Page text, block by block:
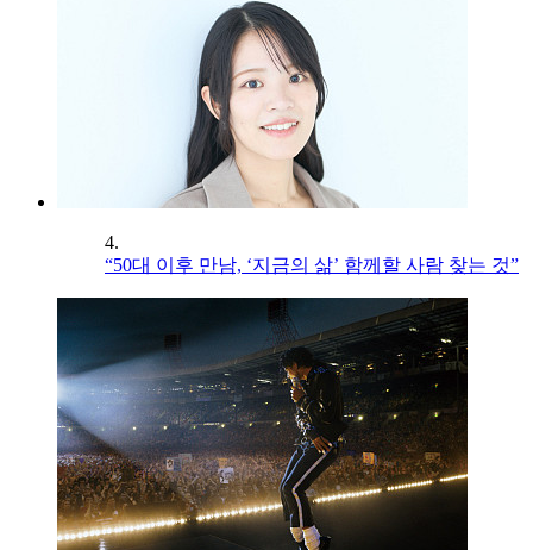
4.
“50대 이후 만남, ‘지금의 삶’ 함께할 사람 찾는 것”